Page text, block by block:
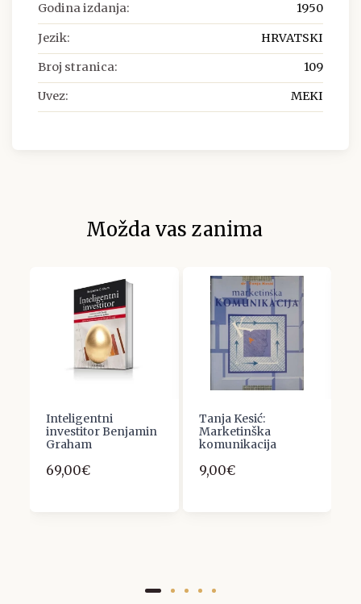
Godina izdanja: 1950
Jezik: HRVATSKI
Broj stranica: 109
Uvez: MEKI
Možda vas zanima
Inteligentni
investitor Benjamin
Graham
69,00€
Tanja Kesić:
Marketinška
komunikacija
9,00€